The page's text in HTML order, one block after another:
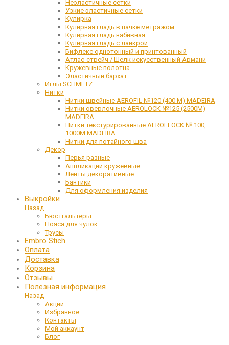
Неэластичные сетки
Узкие эластичные сетки
Кулирка
Кулирная гладь в пачке метражом
Кулирная гладь набивная
Кулирная гладь с лайкрой
Бифлекс однотонный и принтованный
Атлас-стрейч / Шелк искусственный Армани
Кружевные полотна
Эластичный бархат
Иглы SCHMETZ
Нитки
Нитки швейные AEROFIL №120 (400 М) MADEIRA
Нитки оверлочные AEROLOCK №125 (2500М)
MADEIRA
Нитки текстурированные AEROFLOCK № 100,
1000М MADEIRA
Нитки для потайного шва
Декор
Перья разные
Аппликации кружевные
Ленты декоративные
Бантики
Для оформления изделия
Выкройки
Назад
Бюстгальтеры
Пояса для чулок
Трусы
Embro Stich
Оплата
Доставка
Корзина
Отзывы
Полезная информация
Назад
Акции
Избранное
Контакты
Мой аккаунт
Блог